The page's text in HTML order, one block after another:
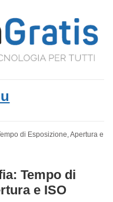
di Esposizione, Apertura e
Tempo di
e ISO